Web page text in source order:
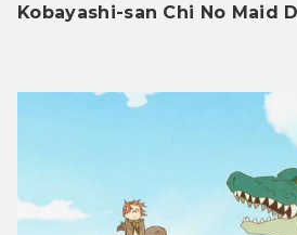
Kobayashi-san Chi No Maid